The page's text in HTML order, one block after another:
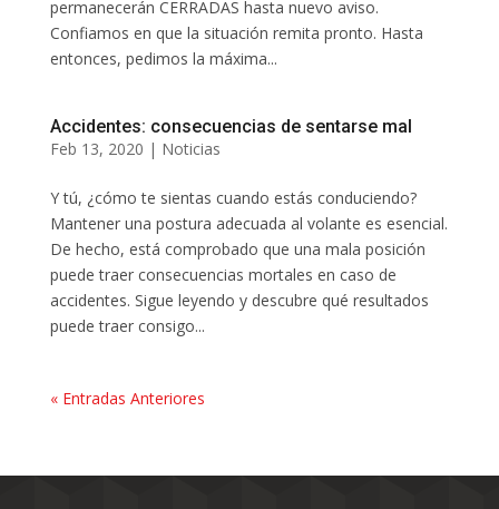
permanecerán CERRADAS hasta nuevo aviso.
Confiamos en que la situación remita pronto. Hasta
entonces, pedimos la máxima...
Accidentes: consecuencias de sentarse mal
Feb 13, 2020 | Noticias
Y tú, ¿cómo te sientas cuando estás conduciendo?
Mantener una postura adecuada al volante es esencial.
De hecho, está comprobado que una mala posición
puede traer consecuencias mortales en caso de
accidentes. Sigue leyendo y descubre qué resultados
puede traer consigo...
« Entradas Anteriores